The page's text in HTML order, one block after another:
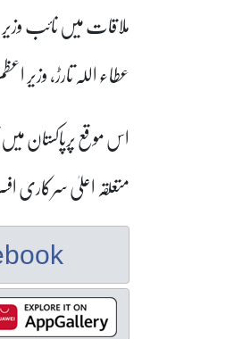
ملاقات میں نائب وزیر
عطاء اللہ تارڑ،
اس موقع پرپاکستان
متعلقہ اعلیٰ سرکاری